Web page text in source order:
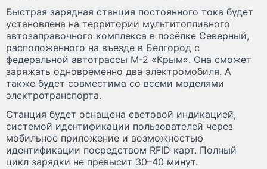
Быстрая зарядная станция постоянного тока будет
установлена на территории мультитопливного
автозаправочного комплекса в посёлке Северный,
расположенного на въезде в Белгород с
федеральной автотрассы М-2 «Крым». Она сможет
заряжать одновременно два электромобиля. А
также будет совместима со всеми моделями
электротранспорта.
Станция будет оснащена световой индикацией,
системой идентификации пользователей через
мобильное приложение и возможностью
идентификации посредством RFID карт. Полный
цикл зарядки не превысит 30–40 минут.